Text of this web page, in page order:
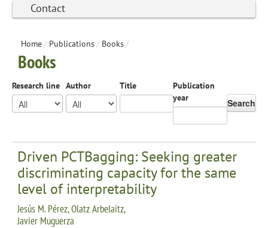
Contact
Home/ Publications/ Books/
Books
Research line Author Title
Publication
year
Search
Driven PCTBagging: Seeking greater
discriminating capacity for the same
level of interpretability
Jesús M. Pérez, Olatz Arbelaitz,
Javier Muguerza